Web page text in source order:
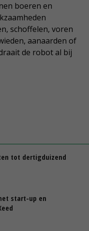
boeren en
schoffelen, voren
aanaarden of
de robot al bij
tot dertigduizend
start-up en